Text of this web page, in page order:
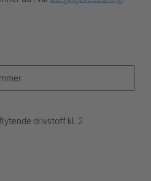
drivstoff kl. 2